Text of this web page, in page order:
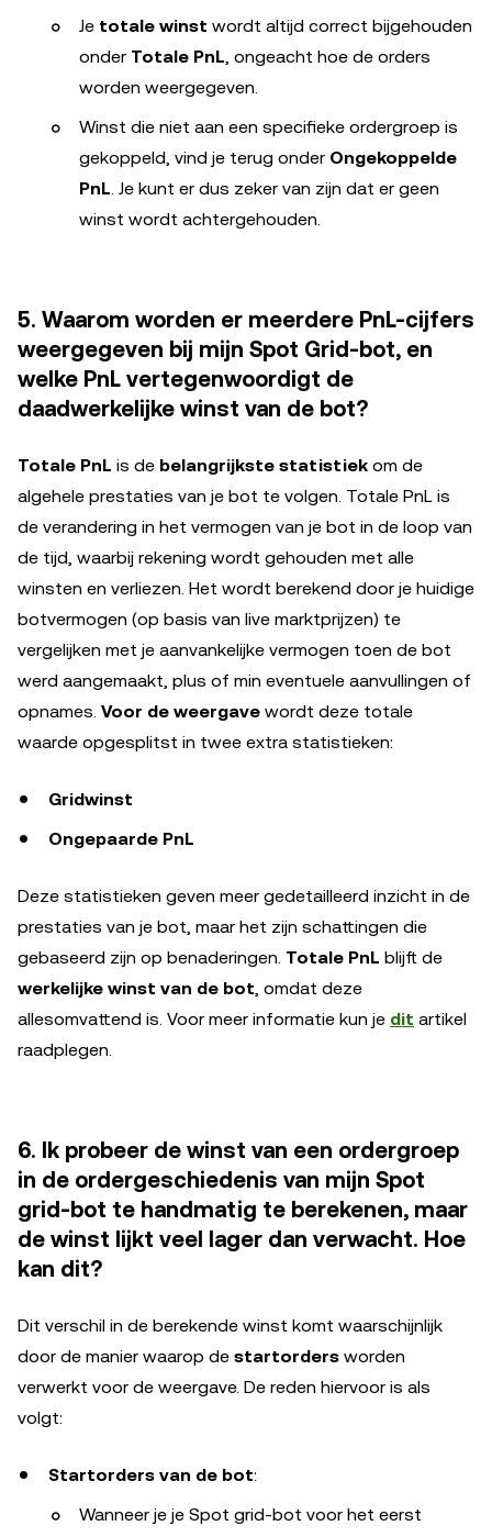
Je totale winst wordt altijd correct bijgehouden
onder Totale PnL, ongeacht hoe de orders
worden weergegeven.
Winst die niet aan een specifieke ordergroep is
gekoppeld, vind je terug onder Ongekoppelde
PnL. Je kunt er dus zeker van zijn dat er geen
winst wordt achtergehouden.
5. Waarom worden er meerdere PnL-cijfers
weergegeven bij mijn Spot Grid-bot, en
welke PnL vertegenwoordigt de
daadwerkelijke winst van de bot?
Totale PnL is de belangrijkste statistiek om de
algehele prestaties van je bot te volgen. Totale PnL is
de verandering in het vermogen van je bot in de loop van
de tijd, waarbij rekening wordt gehouden met alle
winsten en verliezen. Het wordt berekend door je huidige
botvermogen (op basis van live marktprijzen) te
vergelijken met je aanvankelijke vermogen toen de bot
werd aangemaakt, plus of min eventuele aanvullingen of
opnames. Voor de weergave wordt deze totale
waarde opgesplitst in twee extra statistieken:
Gridwinst
Ongepaarde PnL
Deze statistieken geven meer gedetailleerd inzicht in de
prestaties van je bot, maar het zijn schattingen die
gebaseerd zijn op benaderingen. Totale PnL blijft de
werkelijke winst van de bot, omdat deze
allesomvattend is. Voor meer informatie kun je dit artikel
raadplegen.
6. Ik probeer de winst van een ordergroep
in de ordergeschiedenis van mijn Spot
grid-bot te handmatig te berekenen, maar
de winst lijkt veel lager dan verwacht. Hoe
kan dit?
Dit verschil in de berekende winst komt waarschijnlijk
door de manier waarop de startorders worden
verwerkt voor de weergave. De reden hiervoor is als
volgt:
Startorders van de bot:
Wanneer je je Spot grid-bot voor het eerst